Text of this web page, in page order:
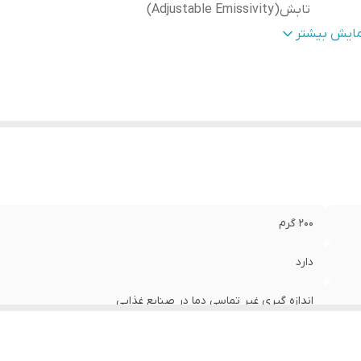
تابش(Adjustable Emissivity)
دماسنج:دیجیتالبیشتر
200 گرم
دارد
اندازه گیری غیر تماسی دما در صنایع غذایی